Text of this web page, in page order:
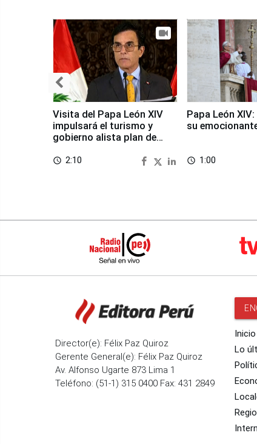
Visita del Papa León XIV
impulsará el turismo y
gobierno alista plan de
access_time 2:10
Papa León
su
access_time 1:00
Director(e): Félix Paz Quiroz
Gerente General(e): Félix Paz Quiroz
Av. Alfonso Ugarte 873 Lima 1
Teléfono: (51-1) 315 0400 Fax: 431 2849
Inicio
Lo